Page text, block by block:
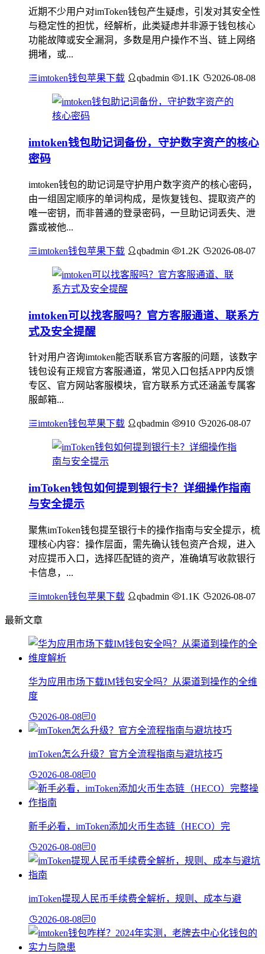
近期不少用户对imToken钱包产生疑虑，引发对其安全性
与稳定性的担忧，经解析，此类疑虑并非源于钱包核心
功能故障或安全漏洞，多数是用户操作不当、链上网络
拥堵，或...
imtoken钱包苹果下载 qbadmin 1.1K 2026-08-08
imtoken钱包助记词备份，守护数字资产的核心
密码
imtoken钱包的助记词是守护用户数字资产的核心密码，
由一组固定顺序的单词构成，是恢复钱包、提取资产的
唯一密钥，而非普通的登录密码，一旦助记词丢失、泄
露或被他...
imtoken钱包苹果下载 qbadmin 1.2K 2026-08-07
imtoken可以找客服吗？官方客服通道、联系方
式及安全提醒
针对用户咨询imtoken能否联系官方客服的问题，该数字
钱包设有正规官方客服通道，常见入口包括APP内反馈
专区、官方网站客服模块，官方联系方式还涵盖专属客
服邮箱...
imtoken钱包苹果下载 qbadmin 910 2026-08-07
imToken钱包如何提到银行卡？详细操作指南
与安全提示
聚焦imToken钱包提至银行卡的操作指南与安全提示，梳
理核心内容：操作层面，需先确认钱包资产合规，进入
对应提币入口，选择匹配链的资产，准确填写收款银行
卡信息，...
imtoken钱包苹果下载 qbadmin 1.1K 2026-08-07
最新文章
华为应用市场下载IM钱包安全吗？从渠道到操作的全维
度
2026-08-08 0
imToken怎么升级？官方全流程指南与避坑技巧
2026-08-08 0
新手必看，imToken添加火币生态链（HECO）完
2026-08-08 0
imToken提现人民币手续费全解析，规则、成本与避
2026-08-08 0